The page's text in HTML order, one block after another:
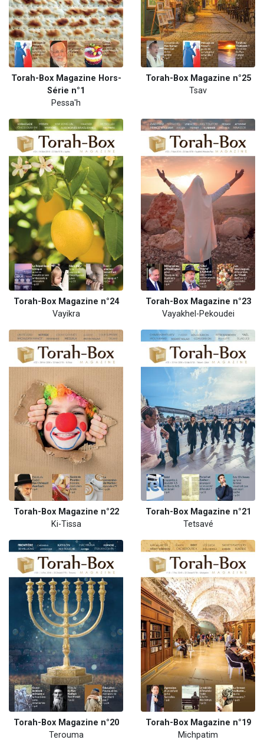
Torah-Box Magazine Hors-
Série n°1
Pessa'h
Torah-Box Magazine n°25
Tsav
Torah-Box Magazine n°24
Vayikra
Torah-Box Magazine n°23
Vayakhel-Pekoudei
Torah-Box Magazine n°22
Ki-Tissa
Torah-Box Magazine n°21
Tetsavé
Torah-Box Magazine n°20
Terouma
Torah-Box Magazine n°19
Michpatim